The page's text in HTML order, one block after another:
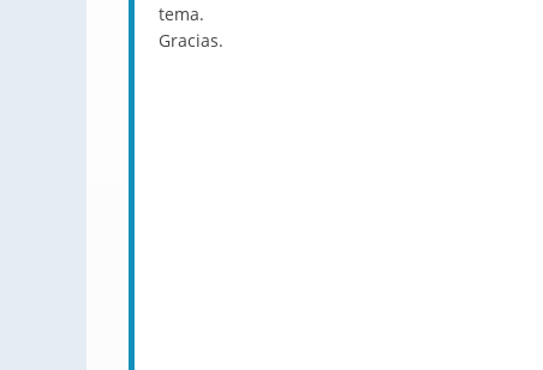
tema.
Gracias.